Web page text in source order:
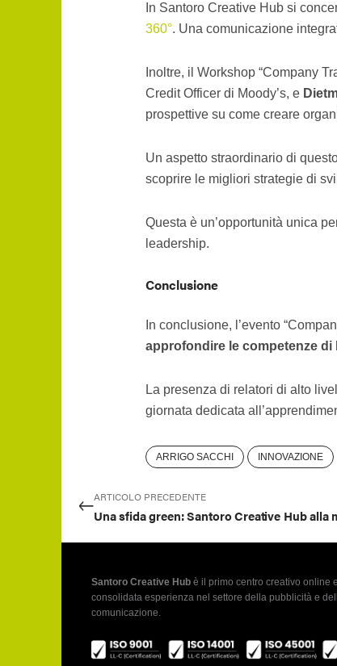
In Santoro Creative Hub si
360°. Una comunicazione
Inoltre, il Workshop “Company
Credit Officer di Moody’s, e
prospettive su come creare
Un aspetto straordinario di
scoprire le migliori strategie di
Questa è un’opportunità unica
leadership.
Conclusione
In conclusione, l’evento
approfondire le competenze
La presenza di relatori di alto
giornata dedicata
ARRIGO SACCHI INNOVAZIONE
ARTICOLO PRECEDENTE
Santoro Creative Hubè il primo centro creativo online
consolidata esperienza nel settore della pubblicità e
comunicazione.